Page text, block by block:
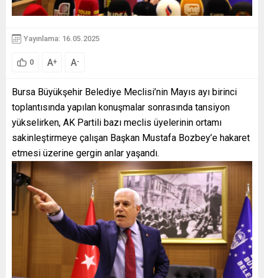
Yayınlama: 16.05.2025
0 A+ A-
Bursa Büyükşehir Belediye Meclisi’nin Mayıs ayı birinci
toplantısında yapılan konuşmalar sonrasında tansiyon
yükselirken, AK Partili bazı meclis üyelerinin ortamı
sakinleştirmeye çalışan Başkan Mustafa Bozbey’e hakaret
etmesi üzerine gergin anlar yaşandı.